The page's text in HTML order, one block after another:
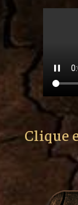
Clique